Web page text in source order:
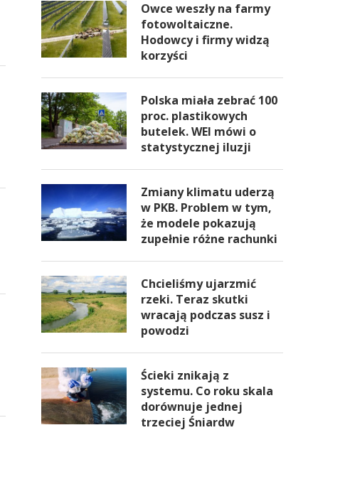
Owce weszły na farmy
fotowoltaiczne.
Hodowcy i firmy widzą
korzyści
Polska miała zebrać 100
proc. plastikowych
butelek. WEI mówi o
statystycznej iluzji
Zmiany klimatu uderzą
w PKB. Problem w tym,
że modele pokazują
zupełnie różne rachunki
Chcieliśmy ujarzmić
rzeki. Teraz skutki
wracają podczas susz i
powodzi
Ścieki znikają z
systemu. Co roku skala
dorównuje jednej
trzeciej Śniardw